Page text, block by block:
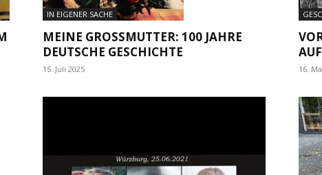
IN EIGENER SACHE
MEINE GROSSMUTTER: 100 JAHRE D
EUTSCHE GESCHICHTE
15. Juli 2025 16.